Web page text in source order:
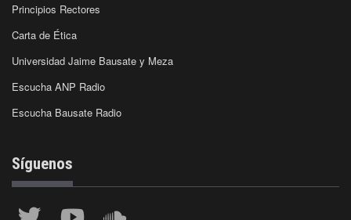
Principios Rectores
Carta de Ética
Universidad Jaime Bausate y Meza
Escucha ANP Radio
Escucha Bausate Radio
Síguenos